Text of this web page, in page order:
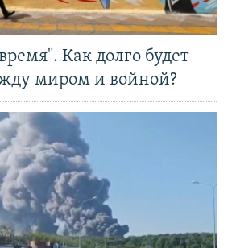
Как долго будет
миром и войной?